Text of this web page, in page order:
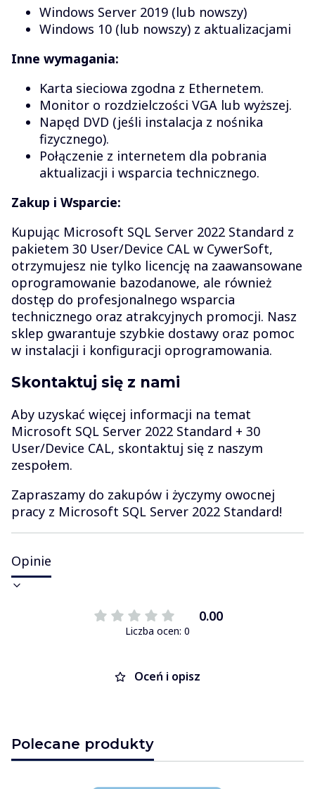
Windows Server 2019 (lub nowszy)
Windows 10 (lub nowszy) z aktualizacjami
Inne wymagania:
Karta sieciowa zgodna z Ethernetem.
Monitor o rozdzielczości VGA lub wyższej.
Napęd DVD (jeśli instalacja z nośnika
fizycznego).
Połączenie z internetem dla pobrania
aktualizacji i wsparcia technicznego.
Zakup i Wsparcie:
Kupując Microsoft SQL Server 2022 Standard z
pakietem 30 User/Device CAL w CywerSoft,
otrzymujesz nie tylko licencję na zaawansowane
oprogramowanie bazodanowe, ale również
dostęp do profesjonalnego wsparcia
technicznego oraz atrakcyjnych promocji. Nasz
sklep gwarantuje szybkie dostawy oraz pomoc
w instalacji i konfiguracji oprogramowania.
Skontaktuj się z nami
Aby uzyskać więcej informacji na temat
Microsoft SQL Server 2022 Standard + 30
User/Device CAL, skontaktuj się z naszym
zespołem.
Zapraszamy do zakupów i życzymy owocnej
pracy z Microsoft SQL Server 2022 Standard!
Opinie
0.00
Liczba ocen: 0
Oceń i opisz
Polecane produkty